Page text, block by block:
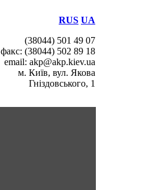
RUS UA
(38044) 501 49 07
факс: (38044) 502 89 18
email: akp@akp.kiev.ua
м. Київ, вул. Якова
Гніздовського, 1